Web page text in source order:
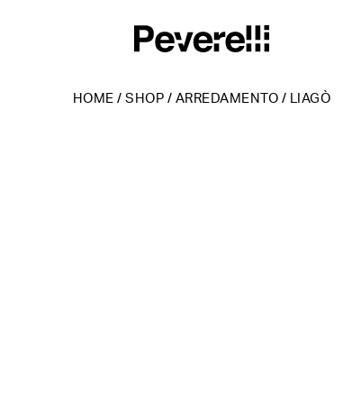
HOME /SHOP / ARREDAMENTO / LIAGÒ